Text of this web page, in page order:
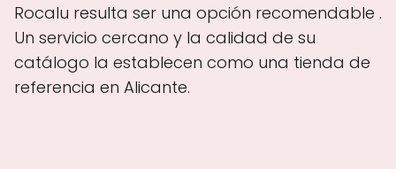
Rocalu resulta ser una opción recomendable .
Un servicio cercano y la calidad de su
catálogo la establecen como una tienda de
referencia en Alicante.